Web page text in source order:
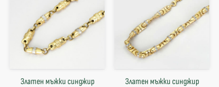
Златен мъжки синджир Златен мъжки синджир